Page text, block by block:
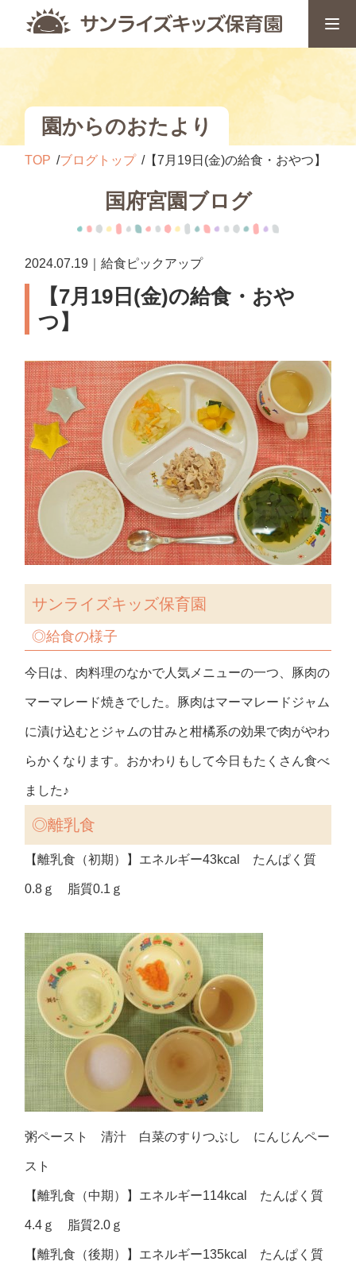
園からのおたより
TOP ブログトップ 【7月19日(金)の給食・おやつ】
国府宮園ブログ
2024.07.19｜給食ピックアップ
【7月19日(金)の給食・おや
つ】
サンライズキッズ保育園
◎給食の様子
今日は、肉料理のなかで人気メニューの一つ、豚肉の
マーマレード焼きでした。豚肉はマーマレードジャム
に漬け込むとジャムの甘みと柑橘系の効果で肉がやわ
らかくなります。おかわりもして今日もたくさん食べ
ました♪
◎離乳食
【離乳食（初期）】エネルギー43kcal たんぱく質
0.8ｇ 脂質0.1ｇ
粥ペースト 清汁 白菜のすりつぶし にんじんペー
スト
【離乳食（中期）】エネルギー114kcal たんぱく質
4.4ｇ 脂質2.0ｇ
【離乳食（後期）】エネルギー135kcal たんぱく質